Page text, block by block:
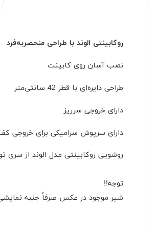
روکابینتی الوند با طراحی منحصربه‌فرد
نصب آسان روی کابینت
طراحی دایره‌ای با قطر 42 سانتی‌متر
دارای خروجی سرریز
دارای سرپوش سرامیکی برای خروجی
روشویی روکابینتی مدل الوند از سری تولیدات برند
توجه!!
شیر موجود در عکس صرفاٌ جنبه